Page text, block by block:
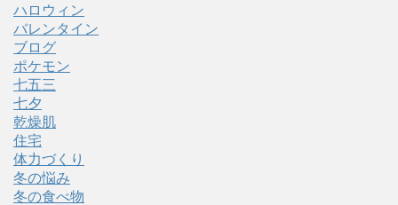
ハロウィン
バレンタイン
ブログ
ポケモン
七五三
七夕
乾燥肌
住宅
体力づくり
冬の悩み
冬の食べ物